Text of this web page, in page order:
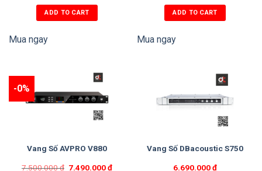
ADD TO CART
Mua ngay
ADD TO CART
Mua ngay
-0%
Vang Số AVPRO V880
7.500.000₫ 7.490.000₫
Vang Số DBacoustic S750
6.690.000₫